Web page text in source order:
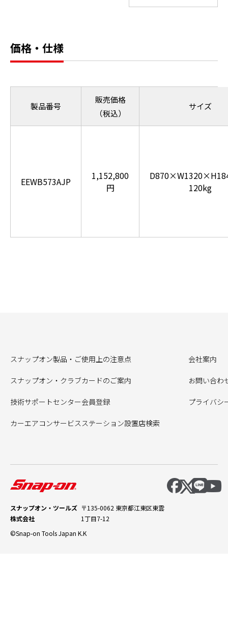
価格・仕様
製品番号
販売価格
（税込）
サイズ
EEWB573AJP
1,152,800
円
120kg
スナップオン製品・ご使用上の注意点
スナップオン・クラブカードのご案内
技術サポートセンター会員登録
カーエアコンサービスステーション設置店検索
会社案内
お問い合わ
プライバシ
スナップオン・ツールズ
株式会社
〒135-0062 東京都江東区東雲
1丁目7-12
©Snap-on Tools Japan K.K